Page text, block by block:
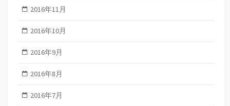
2016年11月
2016年10月
2016年9月
2016年8月
2016年7月